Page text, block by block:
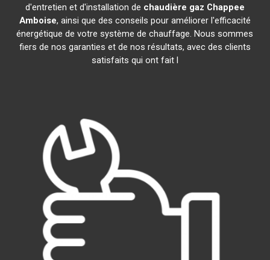
d'entretien et d'installation de chaudière gaz Chappee
Amboise, ainsi que des conseils pour améliorer l'efficacité
énergétique de votre système de chauffage. Nous sommes
fiers de nos garanties et de nos résultats, avec des clients
satisfaits qui ont fait l